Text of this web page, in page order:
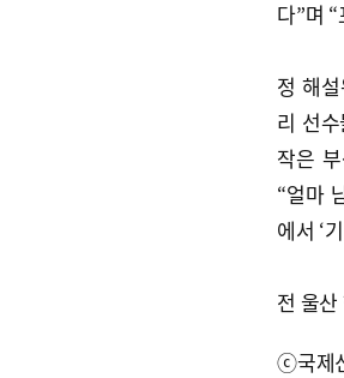
다”며
정 해
리 선
작은
“얼마
에서 ‘
전 울
ⓒ국제